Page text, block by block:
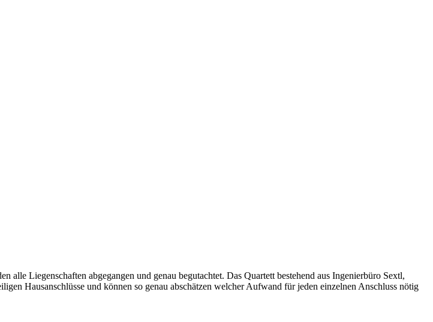
Liegenschaften abgegangen und genau begutachtet. Das Quartett bestehend aus Ingenierbüro Sextl,
Hausanschlüsse und können so genau abschätzen welcher Aufwand für jeden einzelnen Anschluss nötig